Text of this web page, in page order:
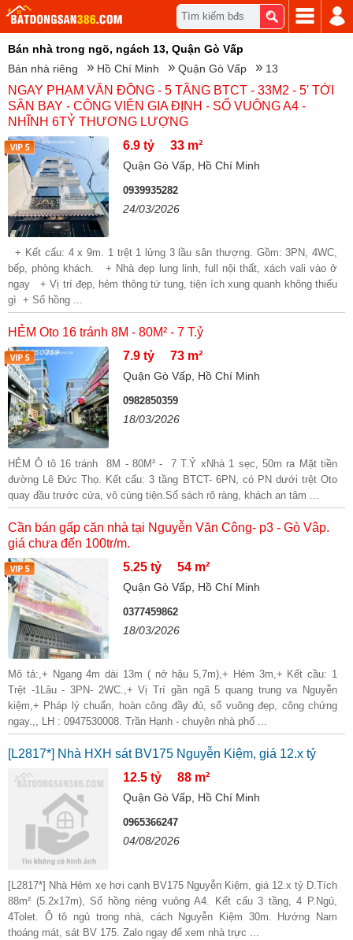
Tìm kiếm bđs
Bán nhà trong ngõ, ngách 13, Quận Gò Vấp
Bán nhà riêng
Hồ Chí Minh Quận Gò Vấp 13
NGAY PHẠM VĂN ĐỒNG - 5 TẦNG BTCT - 33M2 - 5' TỚI
SÂN BAY - CÔNG VIÊN GIA ĐỊNH - SỔ VUÔNG A4 -
NHĨNH 6TỶ THƯƠNG LƯỢNG
6.9 tỷ
33 m²
Quận Gò Vấp, Hồ Chí Minh
0939935282
24/03/2026
+ Kết cấu: 4 x 9m. 1 trệt 1 lửng 3 lầu sân thượng. Gồm: 3PN, 4WC,
bếp, phòng khách. + Nhà đẹp lung linh, full nội thất, xách vali vào ở
ngay + Vị trí đẹp, hẻm thông tứ tung, tiện ích xung quanh không thiếu
gì + Sổ hồng ...
HẺM Oto 16 tránh 8M - 80M² - 7 T.ỷ
7.9 tỷ
73 m²
Quận Gò Vấp, Hồ Chí Minh
0982850359
18/03/2026
HẺM Ô tô 16 tránh 8M - 80M² - 7 T.Ỷ xNhà 1 sẹc, 50m ra Mặt tiền
đường Lê Đức Thọ. Kết cấu: 3 tầng BTCT- 6PN, có PN dưới trệt Oto
quay đầu trước cửa, vô cùng tiện.Sổ sách rõ ràng, khách an tâm ...
Cần bán gấp căn nhà tại Nguyễn Văn Công- p3 - Gò Vâp.
giá chưa đến 100tr/m.
5.25 tỷ
54 m²
Quận Gò Vấp, Hồ Chí Minh
0377459862
18/03/2026
Mô tả:,+ Ngang 4m dài 13m ( nở hậu 5,7m),+ Hẻm 3m,+ Kết cầu: 1
Trệt -1Lâu - 3PN- 2WC.,+ Vị Trí gần ngã 5 quang trung va Nguyễn
kiệm,+ Pháp lý chuẩn, hoàn công đầy đủ, sổ vuông đẹp, công chứng
ngay.,, LH : 0947530008. Trần Hạnh - chuyên nhà phố ...
[L2817*] Nhà HXH sát BV175 Nguyễn Kiệm, giá 12.x tỷ
12.5 tỷ
88 m²
Quận Gò Vấp, Hồ Chí Minh
0965366247
04/08/2026
[L2817*] Nhà Hẻm xe hơi cạnh BV175 Nguyễn Kiệm, giá 12.x tỷ D.Tích
88m² (5.2x17m), Sổ hồng riêng vuông A4. Kết cấu 3 tầng, 4 P.Ngủ,
4Tolet. Ô tô ngủ trong nhà, cách Nguyễn Kiệm 30m. Hướng Nam
thoáng mát, sát BV 175. Zalo ngay để xem nhà trực ...